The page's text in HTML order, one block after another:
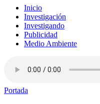
Inicio
Investigación
Investigando
Publicidad
Medio Ambiente
Portada